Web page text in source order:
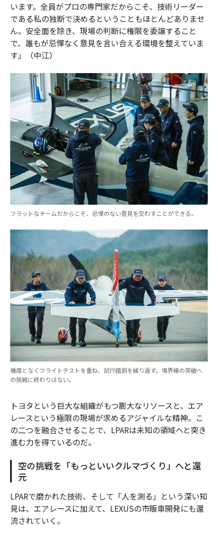
います。全員がプロの専門家だからこそ、技術リーダー
である私の独断で決めるということもほとんどありませ
ん。安全面を除き、現場の判断に権限を委譲すること
で、誰もが忌憚なく意見を言い合える環境を整えていま
す」（中江）
フラットなチームだからこそ、忌憚のない意見を交わすことができる。
幾度となくフライトテストを重ね、試行錯誤を繰り返す。境界線の突破へ
の挑戦に終わりはない。
トヨタという巨大な組織がもつ膨大なリソースと、エア
レースという極限の現場が求めるアジャイルな精神。こ
の二つを融合させることで、LPARは未知の領域へと突き
進む力を得ているのだ。
空の挑戦を「もっといいクルマづくり」へと還
元
LPARで磨かれた技術、そして「人を測る」という深い知
見は、エアレースに加えて、LEXUSの市販車開発にも還
流されていく。